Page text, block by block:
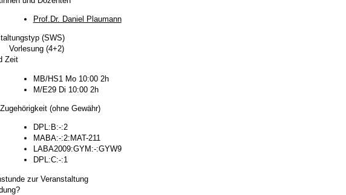
Prof.Dr. Daniel Plaumann
(SWS)
Vorlesung (4+2)
Zeit
MB/HS1 Mo 10:00 2h
M/E29 Di 10:00 2h
(ohne Gewähr)
DPL:B:-:2
MABA:-:2:MAT-211
LABA2009:GYM:-:GYW9
DPL:C:-:1
zur Veranstaltung